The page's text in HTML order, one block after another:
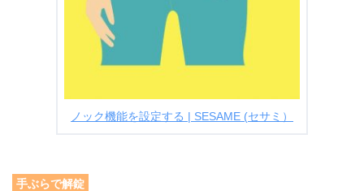
ノック機能を設定する | SESAME (セサミ）
手ぶらで解錠